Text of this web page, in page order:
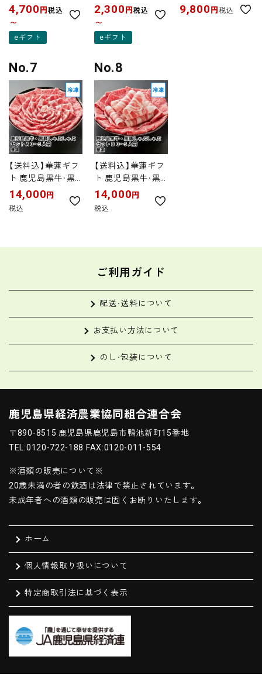
eギフト
4,700 円税込
〜
ト 木箱入 | たから
や蒲鉾 賞味期限冷
蔵7日
eギフト
2,300 円税込
〜
×3枚 | Aコープ鹿
児島 消費期限冷蔵
9,800 円税込
【送料込】華蓮ギフ
ト 鹿児島黒牛・黒
豚しゃぶしゃぶセ
ットA 3～5人前 桐
14,000 円
税込
【送料込】華蓮ギフ
ト 鹿児島黒牛・黒
豚しゃぶしゃぶセ
ットB 3～5人前 桐
14,000 円
税込
ご利用ガイド
配送・送料について
お支払い方法について
のし・包装について
鹿児島県経済農業協同組合連合会
〒890-8515 鹿児島県鹿児島市鴨池新町15番地
TEL:0120-722-188 FAX:0120-011-554
※酒類の販売について※
20歳未満の者の飲酒は法律で禁止されています。
未成年者への酒類の販売は固くお断りいたします。
ホーム
個人情報取り扱いについて
特定商取引法に基づく表示